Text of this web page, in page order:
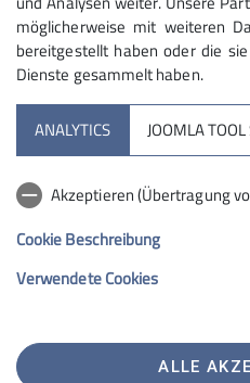
Aussichtskanzel mit
erste Gipfel war der
kurzen Rast, und dann
seinem kleinen, aber feinen
Eine wohlverdiente
Gelegenheit für
bevor wir unseren Weg
Strandbad Abwinkel
Schatten eine
ideale Abschluss nach
Durch die malerische
möglicherweise mit weiteren
bereitgestellt haben oder die
Dienste gesammelt haben.
ANALYTICS JOOMLA TOOL
Akzeptieren (Übertragung
Cookie Beschreibung
Verwendete Cookies
ALLE